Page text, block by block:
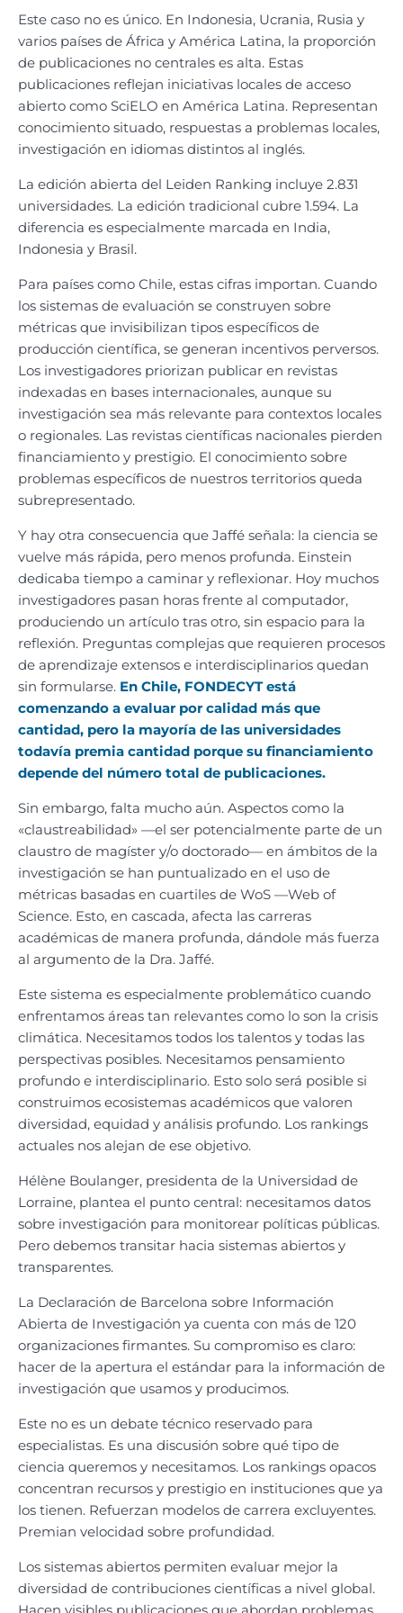
Este caso no es único. En Indonesia, Ucrania, Rusia y
varios países de África y América Latina, la proporción
de publicaciones no centrales es alta. Estas
publicaciones reflejan iniciativas locales de acceso
abierto como SciELO en América Latina. Representan
conocimiento situado, respuestas a problemas locales,
investigación en idiomas distintos al inglés.
La edición abierta del Leiden Ranking incluye 2.831
universidades. La edición tradicional cubre 1.594. La
diferencia es especialmente marcada en India,
Indonesia y Brasil.
Para países como Chile, estas cifras importan. Cuando
los sistemas de evaluación se construyen sobre
métricas que invisibilizan tipos específicos de
producción científica, se generan incentivos perversos.
Los investigadores priorizan publicar en revistas
indexadas en bases internacionales, aunque su
investigación sea más relevante para contextos locales
o regionales. Las revistas científicas nacionales pierden
financiamiento y prestigio. El conocimiento sobre
problemas específicos de nuestros territorios queda
subrepresentado.
Y hay otra consecuencia que Jaffé señala: la ciencia se
vuelve más rápida, pero menos profunda. Einstein
dedicaba tiempo a caminar y reflexionar. Hoy muchos
investigadores pasan horas frente al computador,
produciendo un artículo tras otro, sin espacio para la
reflexión. Preguntas complejas que requieren procesos
de aprendizaje extensos e interdisciplinarios quedan
sin formularse. En Chile, FONDECYT está
comenzando a evaluar por calidad más que
cantidad, pero la mayoría de las universidades
todavía premia cantidad porque su financiamiento
depende del número total de publicaciones.
Sin embargo, falta mucho aún. Aspectos como la
«claustreabilidad» —el ser potencialmente parte de un
claustro de magíster y/o doctorado— en ámbitos de la
investigación se han puntualizado en el uso de
métricas basadas en cuartiles de WoS —Web of
Science. Esto, en cascada, afecta las carreras
académicas de manera profunda, dándole más fuerza
al argumento de la Dra. Jaffé.
Este sistema es especialmente problemático cuando
enfrentamos áreas tan relevantes como lo son la crisis
climática. Necesitamos todos los talentos y todas las
perspectivas posibles. Necesitamos pensamiento
profundo e interdisciplinario. Esto solo será posible si
construimos ecosistemas académicos que valoren
diversidad, equidad y análisis profundo. Los rankings
actuales nos alejan de ese objetivo.
Hélène Boulanger, presidenta de la Universidad de
Lorraine, plantea el punto central: necesitamos datos
sobre investigación para monitorear políticas públicas.
Pero debemos transitar hacia sistemas abiertos y
transparentes.
La Declaración de Barcelona sobre Información
Abierta de Investigación ya cuenta con más de 120
organizaciones firmantes. Su compromiso es claro:
hacer de la apertura el estándar para la información de
investigación que usamos y producimos.
Este no es un debate técnico reservado para
especialistas. Es una discusión sobre qué tipo de
ciencia queremos y necesitamos. Los rankings opacos
concentran recursos y prestigio en instituciones que ya
los tienen. Refuerzan modelos de carrera excluyentes.
Premian velocidad sobre profundidad.
Los sistemas abiertos permiten evaluar mejor la
diversidad de contribuciones científicas a nivel global.
Hacen visibles publicaciones que abordan problemas